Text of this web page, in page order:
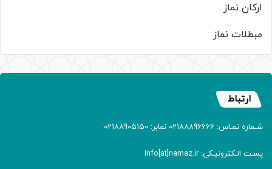
ارکان نماز
مبطلات نماز
ارتباط
شـماره تمـاس: 02188896666 نمابر: 02188905150
پسـت الـکترونیـکی: info[at]namaz.ir